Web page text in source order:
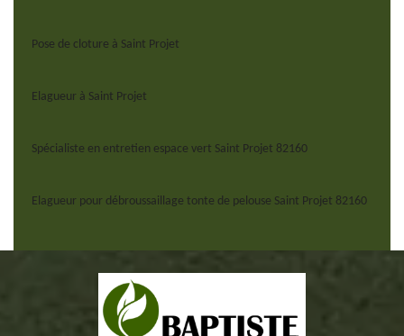
Pose de cloture à Saint Projet
Elagueur à Saint Projet
Spécialiste en entretien espace vert Saint Projet 82160
Elagueur pour débroussaillage tonte de pelouse Saint Projet 82160